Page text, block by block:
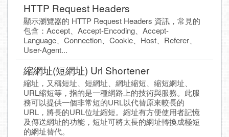
HTTP Request Headers
顯示瀏覽器的 HTTP Request Headers 資訊，常見的
包含：Accept、Accept-Encoding、Accept-
Language、Connection、Cookie、Host、Referer、
User-Agent...
縮網址(短網址) Url Shortener
縮址，又稱短址、短網址、網址縮短、縮短網址、
URL縮短等，指的是一種網路上的技術與服務。此服
務可以提供一個非常短的URL以代替原來較長的
URL，將長的URL位址縮短。縮址有方便使用者記憶
及傳送網址的功能，短址可將太長的網址轉換成極短
的網址替代。